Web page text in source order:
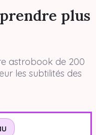
plus
astrobook de 200
les subtilités des